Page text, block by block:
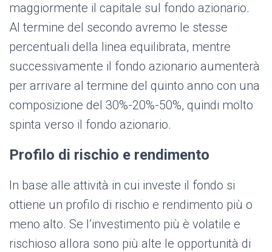
maggiormente il capitale sul fondo azionario.
Al termine del secondo avremo le stesse
percentuali della linea equilibrata, mentre
successivamente il fondo azionario aumenterà
per arrivare al termine del quinto anno con una
composizione del 30%-20%-50%, quindi molto
spinta verso il fondo azionario.
Profilo di rischio e rendimento
In base alle attività in cui investe il fondo si
ottiene un profilo di rischio e rendimento più o
meno alto. Se l’investimento più è volatile e
rischioso allora sono più alte le opportunità di